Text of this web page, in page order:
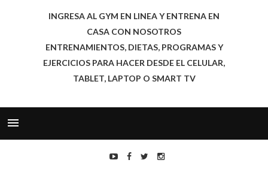
INGRESA AL GYM EN LINEA Y ENTRENA EN
CASA CON NOSOTROS
ENTRENAMIENTOS, DIETAS, PROGRAMAS Y
EJERCICIOS PARA HACER DESDE EL CELULAR,
TABLET, LAPTOP O SMART TV